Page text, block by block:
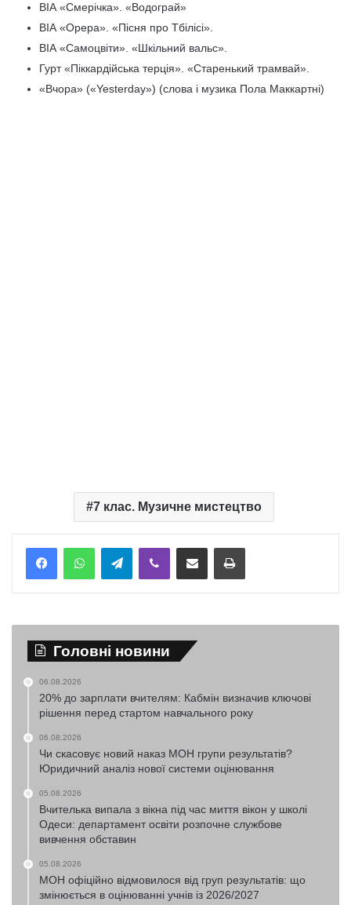
ВІА «Смерічка». «Водограй»
ВІА «Орера». «Пісня про Тбілісі».
ВІА «Самоцвіти». «Шкільний вальс».
Гурт «Піккардійська терція». «Старенький трамвай».
«Вчора» («Yesterday») (слова і музика Пола Маккартні)
7 клас. Музичне мистецтво
TelegramViber Надіслати електронною поштоюНадрукувати
Головні новини
06.08.2026
20% до зарплати вчителям: Кабмін визначив ключові
рішення перед стартом навчального року
06.08.2026
Чи скасовує новий наказ МОН групи результатів?
Юридичний аналіз нової системи оцінювання
05.08.2026
Вчителька випала з вікна під час миття вікон у школі
Одеси: департамент освіти розпочне службове
вивчення обставин
05.08.2026
МОН офіційно відмовилося від груп результатів: що
змінюється в оцінюванні учнів із 2026/2027